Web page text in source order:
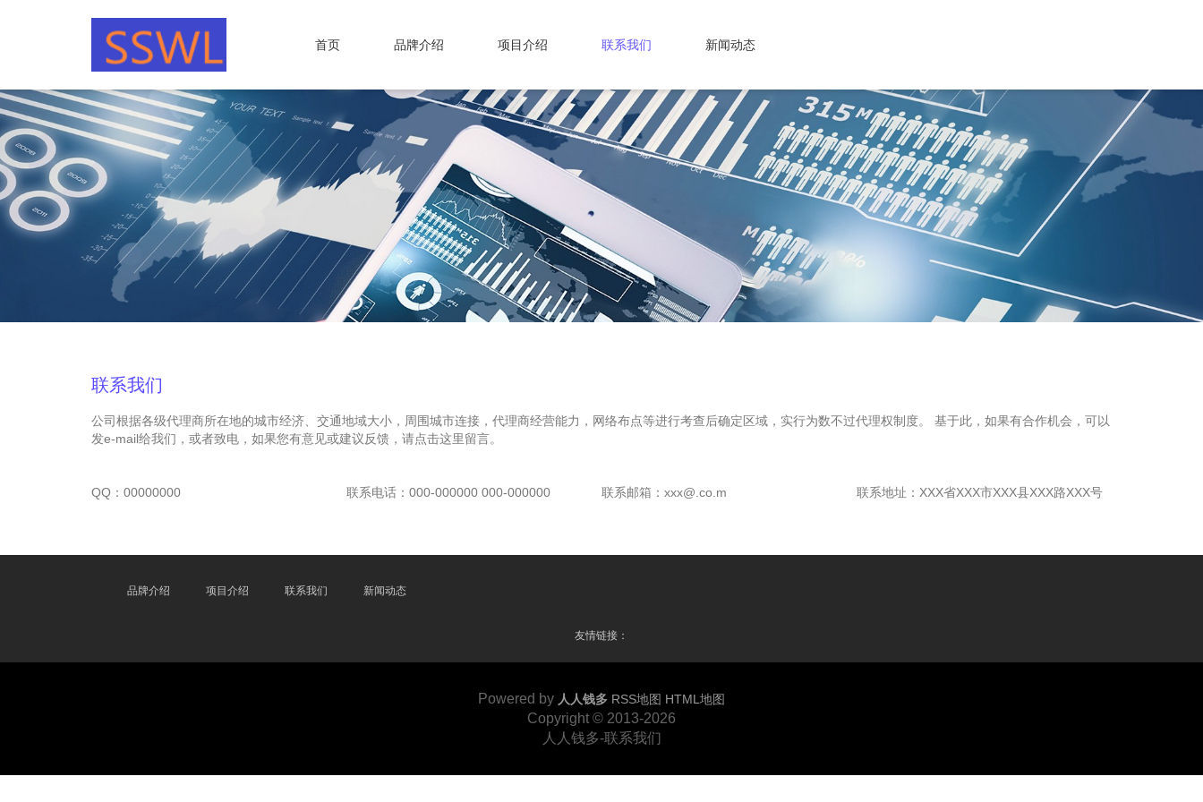
首页 品牌介绍 项目介绍 联系我们 新闻动态
联系我们
公司根据各级代理商所在地的城市经济、交通地域大小，周围城市连接，代理商经营能力，网络布点等进行考查后确定区域，实行为数不过代理权制度。 基于此，如果有合作机会，可以
发e-mail给我们，或者致电，如果您有意见或建议反馈，请点击这里留言。
QQ：00000000 联系电话：000-000000 000-000000 联系邮箱：xxx@.co.m 联系地址：XXX省XXX市XXX县XXX路XXX号
品牌介绍 项目介绍 联系我们 新闻动态
友情链接：
Powered by 人人钱多 RSS地图 HTML地图
Copyright © 2013-2026
人人钱多-联系我们